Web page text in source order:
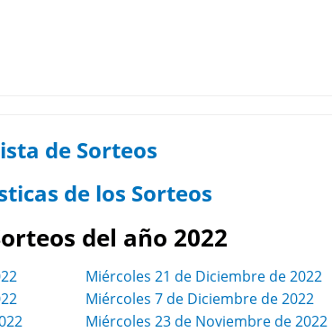
de Sorteos
de los Sorteos
del año 2022
Miércoles 21 de Diciembre de 2022
Miércoles 7 de Diciembre de 2022
Miércoles 23 de Noviembre de 2022